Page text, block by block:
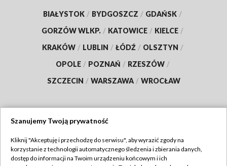
BIAŁYSTOK / BYDGOSZCZ / GDAŃSK /
GORZÓW WLKP. / KATOWICE / KIELCE /
KRAKÓW / LUBLIN / ŁÓDŹ / OLSZTYN /
OPOLE / POZNAŃ / RZESZÓW /
SZCZECIN / WARSZAWA / WROCŁAW
TVP
Szanujemy Twoją prywatność
Kliknij "Akceptuję i przechodzę do serwisu", aby wyrazić zgody na
korzystanie z technologii automatycznego śledzenia i zbierania danych,
dostęp do informacji na Twoim urządzeniu końcowym i ich